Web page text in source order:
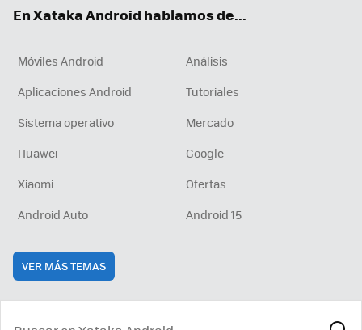
En Xataka Android hablamos de...
Móviles Android
Análisis
Aplicaciones Android
Tutoriales
Sistema operativo
Mercado
Huawei
Google
Xiaomi
Ofertas
Android Auto
Android 15
VER MÁS TEMAS